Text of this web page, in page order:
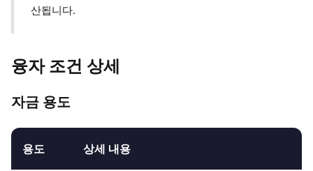
산됩니다.
융자 조건 상세
자금 용도
용도 상세 내용